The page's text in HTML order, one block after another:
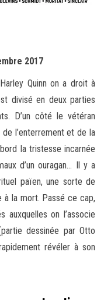
2017
Quinn on a droit à
divisé en deux parties
D’un côté le vétéran
l’enterrement et de la
la tristesse incarnée
d’un ouragan… Il y a
païen, une sorte de
la mort. Passé ce cap,
on l’associe
dessinée par Otto
révéler à son